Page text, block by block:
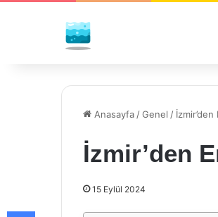
Anasayfa /Genel / İzmir’den
İzmir’den
15 Eylül 2024
Facebook